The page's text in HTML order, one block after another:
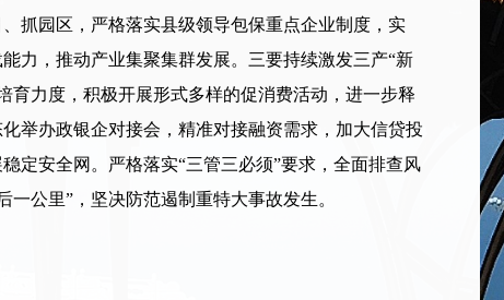
抓园区，严格落实县级领导包保重点企业制度，实
力，推动产业集聚集群发展。三要持续激发三产“新
育力度，积极开展形式多样的促消费活动，进一步释
举办政银企对接会，精准对接融资需求，加大信贷投
定安全网。严格落实“三管三必须”要求，全面排查风
公里”，坚决防范遏制重特大事故发生。